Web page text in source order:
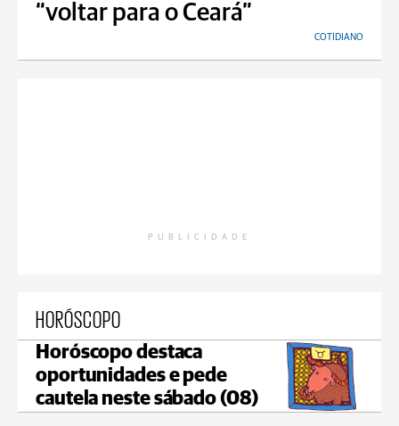
“voltar para o Ceará”
COTIDIANO
PUBLICIDADE
HORÓSCOPO
Horóscopo destaca
oportunidades e pede
cautela neste sábado (08)